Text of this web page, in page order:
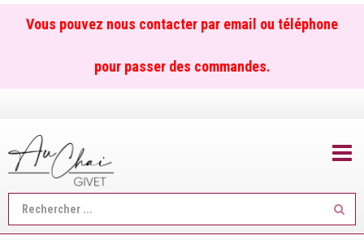
Vous pouvez nous contacter par email ou téléphone
pour passer des commandes.